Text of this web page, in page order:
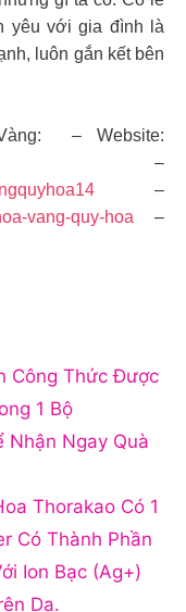
yêu với gia đình là
luôn gắn kết bên
– Website:
–
vang-quy-hoa –
Công Thức Được
1 Bộ
Nhận Ngay Quà
Thorakao Có 1
Có Thành Phần
Ion Bạc (Ag+)
Da.